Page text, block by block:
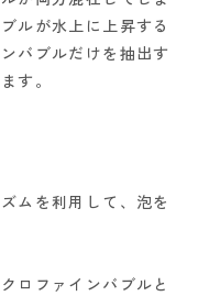
ルが水上に上昇する
バブルだけを抽出す
す。
ムを利用して、泡を
ロファインバブルと